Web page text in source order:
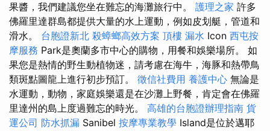
果醬，我們建議您坐在難忘的海灘旅行中。 護理之家 許多
佛羅里達群島都提供大量的水上運動，例如皮划艇，管道和
滑水。 台胞證新北 殺蟑螂高效方案 頂樓 漏水 Icon 西屯按
摩服務 Park是奧蘭多市中心的購物，用餐和娛樂場所。 如
果您是熱情的野生動植物迷，請考慮在海牛，海豚和熱帶鳥
類斑點圖龍上進行初步預訂。 徵信社費用 養護中心 無論是
水運動，動物，家庭娛樂還是在沙灘上野餐，肯定會在佛羅
里達州的島上度過難忘的時光。 高雄的台胞證辦理指南 貨
運公司 防水抓漏 Sanibel 按摩專業教學 Island是位於邁耶